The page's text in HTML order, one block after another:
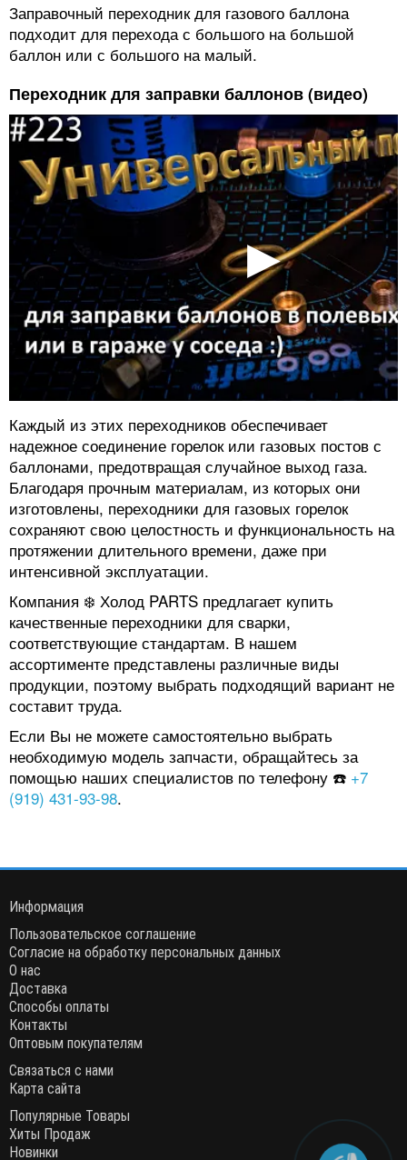
Заправочный переходник для газового баллона
подходит для перехода с большого на большой
баллон или с большого на малый.
Переходник для заправки баллонов (видео)
Каждый из этих переходников обеспечивает
надежное соединение горелок или газовых постов с
баллонами, предотвращая случайное выход газа.
Благодаря прочным материалам, из которых они
изготовлены, переходники для газовых горелок
сохраняют свою целостность и функциональность на
протяжении длительного времени, даже при
интенсивной эксплуатации.
Компания ❄️ Холод PARTS предлагает купить
качественные переходники для сварки,
соответствующие стандартам. В нашем
ассортименте представлены различные виды
продукции, поэтому выбрать подходящий вариант не
составит труда.
Если Вы не можете самостоятельно выбрать
необходимую модель запчасти, обращайтесь за
помощью наших специалистов по телефону ☎️ +7
(919) 431-93-98.
Информация
Пользовательское соглашение
Согласие на обработку персональных данных
О нас
Доставка
Способы оплаты
Контакты
Оптовым покупателям
Связаться с нами
Карта сайта
Популярные Товары
Хиты Продаж
Новинки